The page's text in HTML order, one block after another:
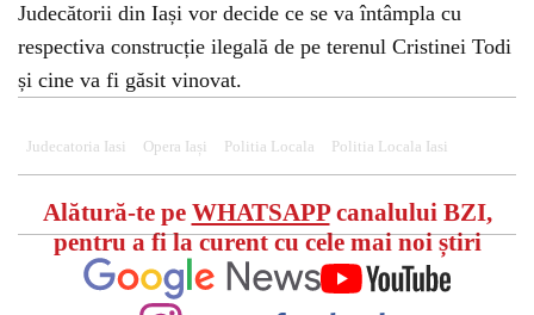
Judecătorii din Iași vor decide ce se va întâmpla cu
respectiva construcție ilegală de pe terenul Cristinei Todi
și cine va fi găsit vinovat.
Judecatoria Iasi Opera Iași Politia Locala Politia Locala Iasi
Alătură-te pe WHATSAPPcanalului BZI,
pentru a fi la curent cu cele mai noi știri